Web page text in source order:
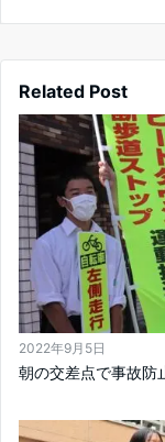
Related Post
2022年9月5日
朝の交差点で事故防